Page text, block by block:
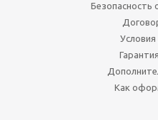
Безопасность
Как